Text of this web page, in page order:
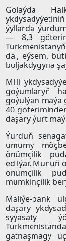
Golaýda
ýyllarda
— 8,3
däl, eýsem,
boljakdygyna
Milli
goýumlaryň
goýulýan
40
daşary ýurt
Ýurduň
umumy
önümçilik
edilýär. Munuň
önümçilik
mümkinçilik
Maliýe-bank
daşary
syýasaty
gatnaşmagy